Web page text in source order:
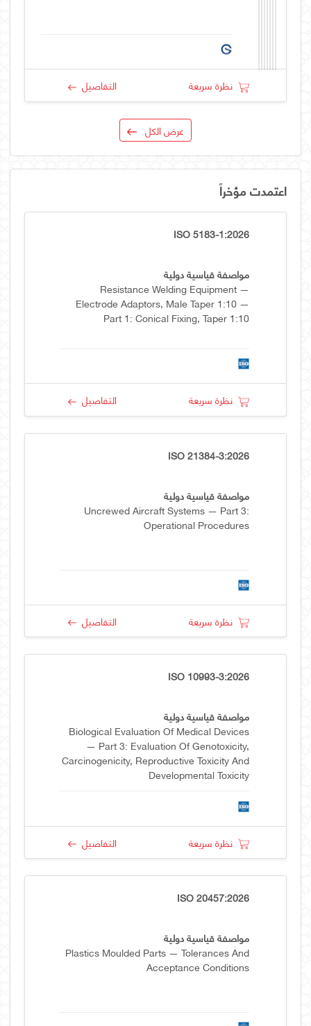
نظرة سريعة التفاصيل
عرض الكل
اعتمدت مؤخراً
ISO 5183-1:2026
مواصفة قياسية دولية
Resistance Welding Equipment —
Electrode Adaptors, Male Taper 1:10 —
Part 1: Conical Fixing, Taper 1:10
نظرة سريعة التفاصيل
ISO 21384-3:2026
مواصفة قياسية دولية
Uncrewed Aircraft Systems — Part 3:
Operational Procedures
نظرة سريعة التفاصيل
ISO 10993-3:2026
مواصفة قياسية دولية
Biological Evaluation Of Medical Devices
— Part 3: Evaluation Of Genotoxicity,
Carcinogenicity, Reproductive Toxicity And
Developmental Toxicity
نظرة سريعة التفاصيل
ISO 20457:2026
مواصفة قياسية دولية
Plastics Moulded Parts — Tolerances And
Acceptance Conditions